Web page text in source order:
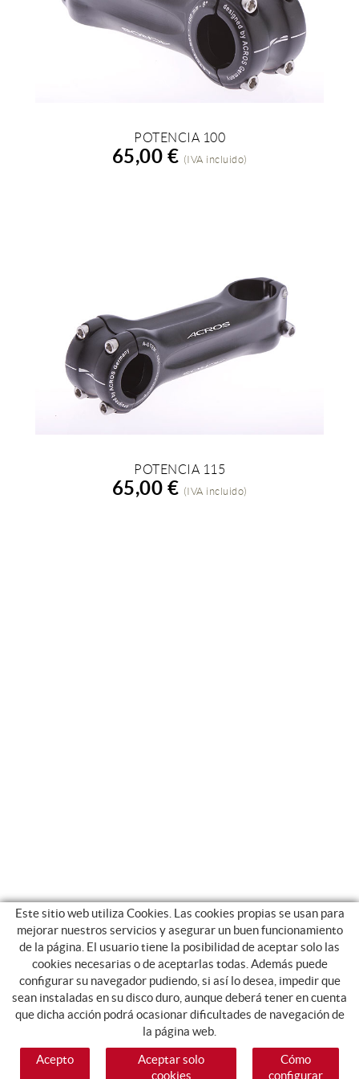
AÑADIR A LA COMPRA
POTENCIA 100
65,00 € (IVA incluido)
AÑADIR A LA COMPRA
POTENCIA 115
65,00 € (IVA incluido)
Este sitio web utiliza Cookies. Las cookies propias se usan para
mejorar nuestros servicios y asegurar un buen funcionamiento
de la página. El usuario tiene la posibilidad de aceptar solo las
cookies necesarias o de aceptarlas todas. Además puede
configurar su navegador pudiendo, si así lo desea, impedir que
sean instaladas en su disco duro, aunque deberá tener en cuenta
que dicha acción podrá ocasionar dificultades de navegación de
la página web.
Acepto
Aceptar solo
cookies
Cómo
configurar